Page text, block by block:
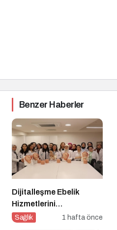
Benzer Haberler
Dijitalleşme Ebelik
Hizmetlerini
Dönüştürüyor
Sağlık 1 hafta önce